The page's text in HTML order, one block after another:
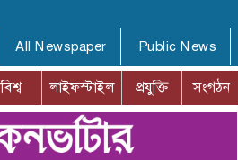
All Newspaper Public News
বিশ্ব লাইফস্টাইল প্রযুক্তি সংগঠন